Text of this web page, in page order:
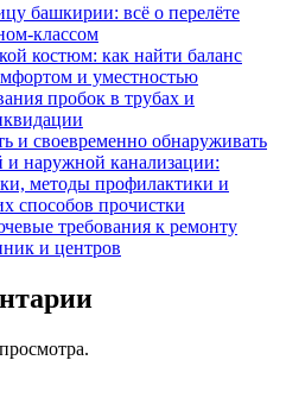
башкирии: всё о перелёте
классом
костюм: как найти баланс
и уместностью
пробок в трубах и
и своевременно обнаруживать
и наружной канализации:
методы профилактики и
способов прочистки
требования к ремонту
и центров